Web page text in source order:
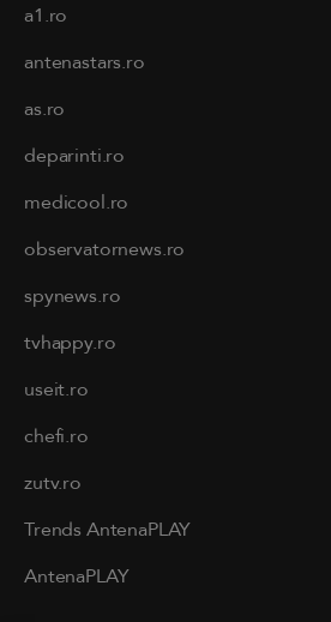
a1.ro
antenastars.ro
as.ro
deparinti.ro
medicool.ro
observatornews.ro
spynews.ro
tvhappy.ro
useit.ro
chefi.ro
zutv.ro
Trends AntenaPLAY
AntenaPLAY